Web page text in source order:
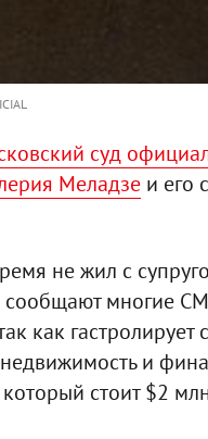
суд
Меладзе и его
не жил с
многие
как
и
стоит $2